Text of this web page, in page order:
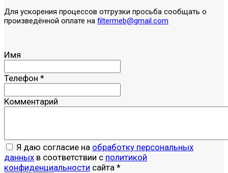
Для ускорения процессов отгрузки просьба сообщать о
произведённой оплате на filtermeb@gmail.com
Имя
Телефон *
Комментарий
Я даю согласие на обработку персональных
данных в соответствии с политикой
конфиденциальности сайта *